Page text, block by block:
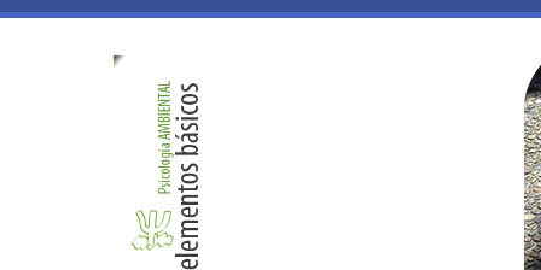
Skip to main content
Psicologia
ambiental